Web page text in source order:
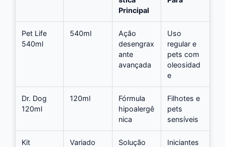
Principal
Pet Life
540ml
540ml
Ação
desengrax
ante
avançada
Uso
regular e
pets com
oleosidad
e
Dr. Dog
120ml
120ml
Fórmula
hipoalergê
nica
Filhotes e
pets
sensíveis
Kit
Variado
Solução
Iniciantes